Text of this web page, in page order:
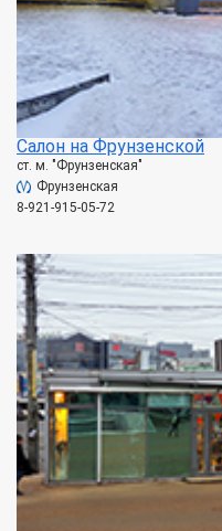
Салон на Фрунзенской
ст. м. "Фрунзенская"
Фрунзенская
8-921-915-05-72